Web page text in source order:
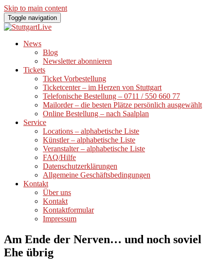
Skip to main content
Toggle navigation
News
Blog
Newsletter abonnieren
Tickets
Ticket Vorbestellung
Ticketcenter – im Herzen von Stuttgart
Telefonische Bestellung – 0711 / 550 660 77
Mailorder – die besten Plätze persönlich ausgewählt
Online Bestellung – nach Saalplan
Service
Locations – alphabetische Liste
Künstler – alphabetische Liste
Veranstalter – alphabetische Liste
FAQ/Hilfe
Datenschutzerklärungen
Allgemeine Geschäftsbedingungen
Kontakt
Über uns
Kontakt
Kontaktformular
Impressum
Am Ende der Nerven… und noch soviel
Ehe übrig